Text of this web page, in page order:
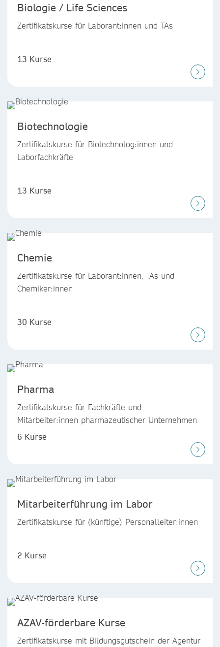
Biologie / Life Sciences
Zertifikatskurse für Laborant:innen und TAs
13 Kurse
Biotechnologie
Zertifikatskurse für Biotechnolog:innen und
Laborfachkräfte
13 Kurse
Chemie
Zertifikatskurse für Laborant:innen, TAs und
Chemiker:innen
30 Kurse
Pharma
Zertifikatskurse für Fachkräfte und
Mitarbeiter:innen pharmazeutischer Unternehmen
6 Kurse
Mitarbeiterführung im Labor
Zertifikatskurse für (künftige) Personalleiter:innen
2 Kurse
AZAV-förderbare Kurse
Zertifikatskurse mit Bildungsgutschein der Agentur